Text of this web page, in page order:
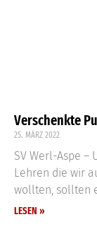
Verschenkte
25. MÄRZ 2022
SV Werl-Aspe –
Lehren die wir
wollten, sollten
LESEN »